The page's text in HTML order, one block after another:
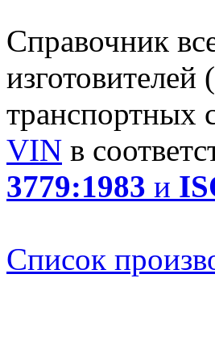
Справочник
транспортных
VIN в
3779:1983 и
Список